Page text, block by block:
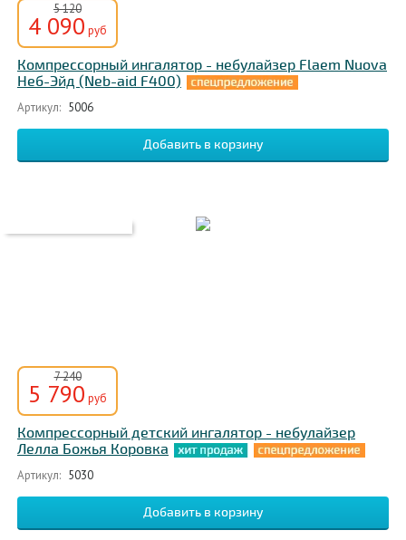
5 120
4 090 руб
Компрессорный ингалятор - небулайзер Flaem Nuova
Неб-Эйд (Neb-aid F400)
Артикул: 5006
7 240
5 790 руб
Компрессорный детский ингалятор - небулайзер
Лелла Божья Коровка
Артикул: 5030